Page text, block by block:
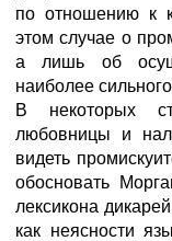
по отношению к
этом случае о
а лишь об
наиболее
В некоторых
любовницы и
видеть
обосновать
лексикона
как неясности